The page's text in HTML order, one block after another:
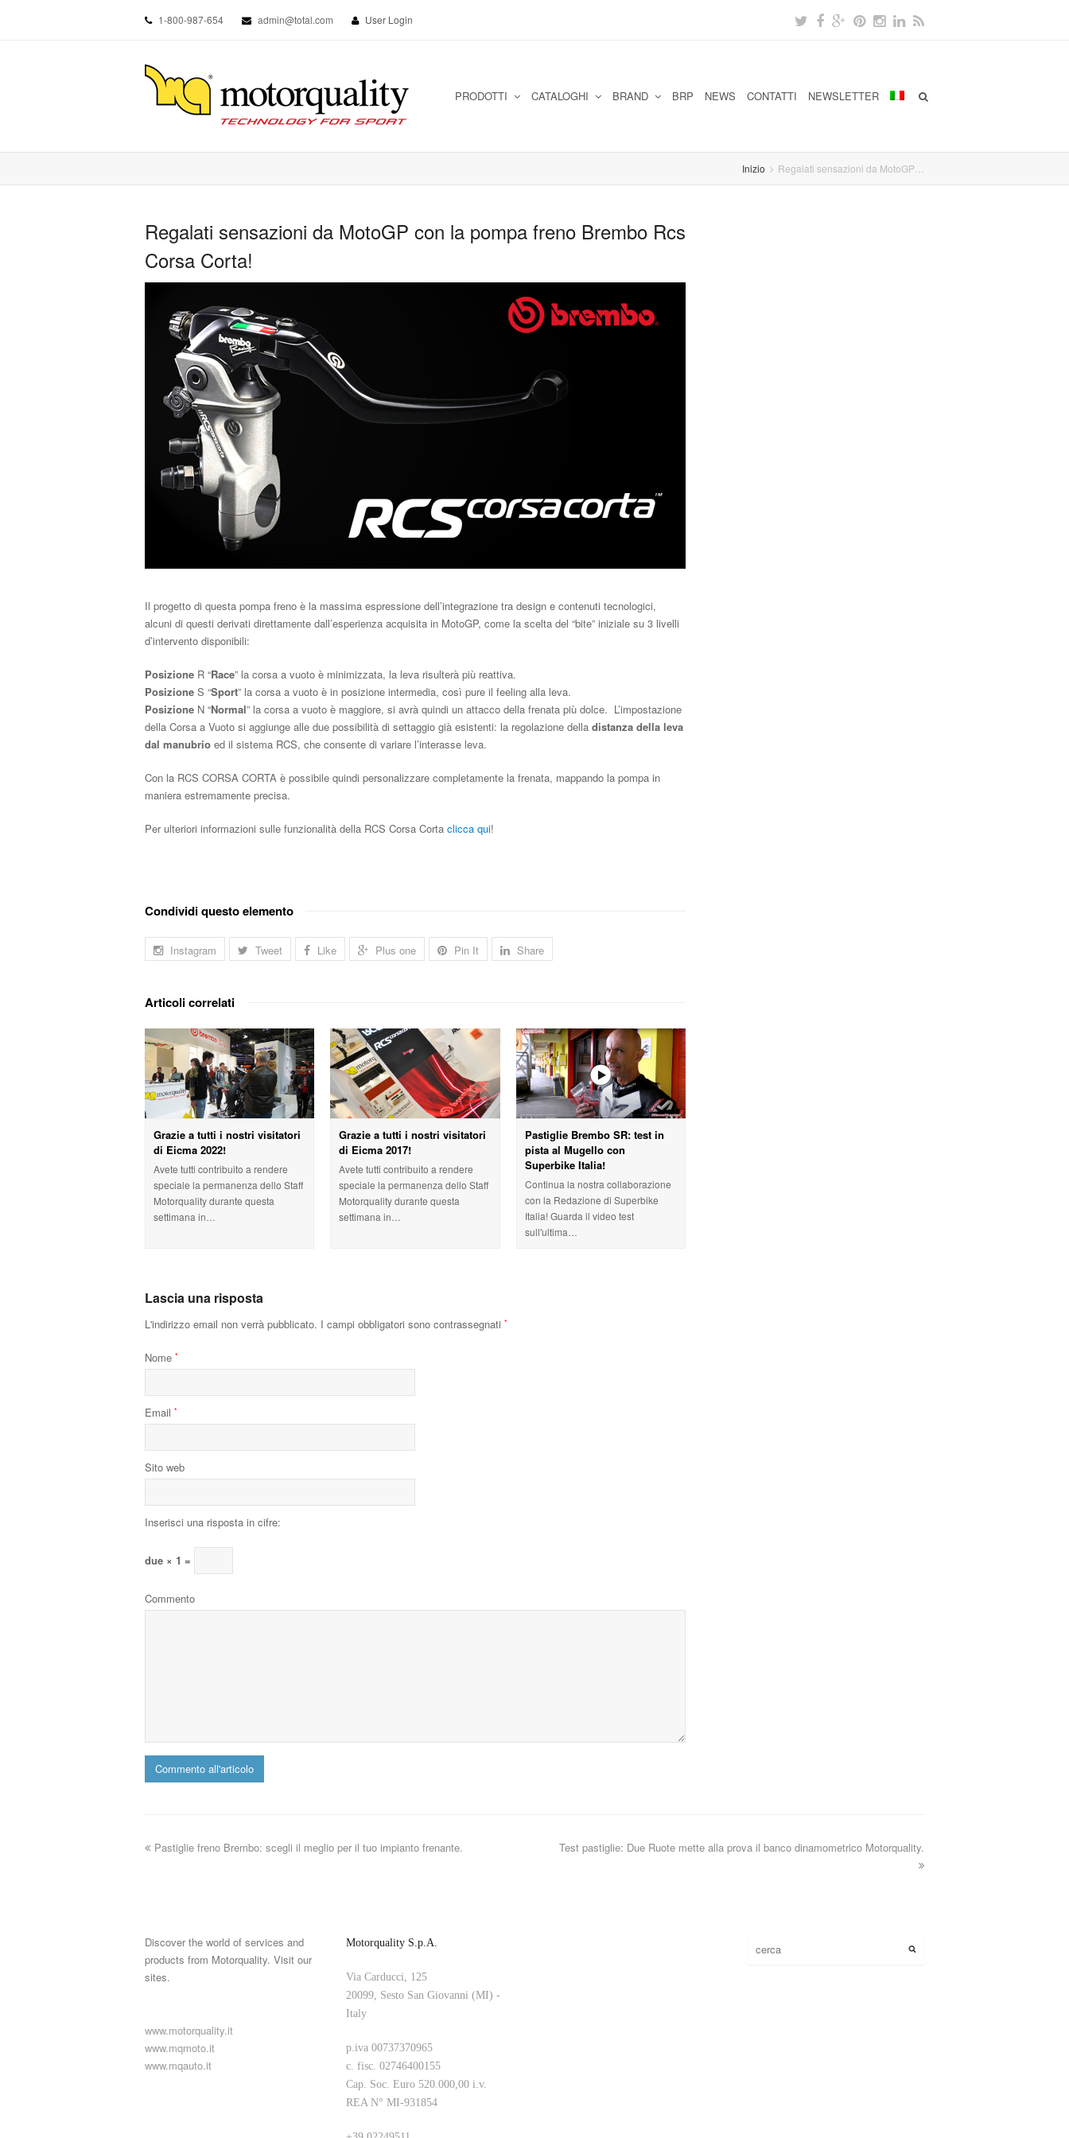
1-800-987-654 admin@total.com User Login
PRODOTTI CATALOGHI BRAND BRP NEWS CONTATTI NEWSLETTER
Inizio Regalati sensazioni da MotoGP…
Regalati sensazioni da MotoGP con la pompa freno Brembo Rcs
Corsa Corta!
Il progetto di questa pompa freno è la massima espressione dell’integrazione tra design e contenuti tecnologici,
alcuni di questi derivati direttamente dall’esperienza acquisita in MotoGP, come la scelta del “bite” iniziale su 3 livelli
d’intervento disponibili:
Posizione R “Race” la corsa a vuoto è minimizzata, la leva risulterà più reattiva.
Posizione S “Sport” la corsa a vuoto è in posizione intermedia, così pure il feeling alla leva.
Posizione N “Normal” la corsa a vuoto è maggiore, si avrà quindi un attacco della frenata più dolce. L’impostazione
della Corsa a Vuoto si aggiunge alle due possibilità di settaggio già esistenti: la regolazione della distanza della leva
dal manubrio ed il sistema RCS, che consente di variare l’interasse leva.
Con la RCS CORSA CORTA è possibile quindi personalizzare completamente la frenata, mappando la pompa in
maniera estremamente precisa.
Per ulteriori informazioni sulle funzionalità della RCS Corsa Corta clicca qui!
Condividi questo elemento
Instagram Tweet Like Plus one Pin It Share
Articoli correlati
Grazie a tutti i nostri visitatori
di Eicma 2022!
Avete tutti contribuito a rendere
speciale la permanenza dello Staff
Motorquality durante questa
settimana in…
Grazie a tutti i nostri visitatori
di Eicma 2017!
Avete tutti contribuito a rendere
speciale la permanenza dello Staff
Motorquality durante questa
settimana in…
Pastiglie Brembo SR: test in
pista al Mugello con
Superbike Italia!
Continua la nostra collaborazione
con la Redazione di Superbike
Italia! Guarda il video test
sull'ultima…
Lascia una risposta
L'indirizzo email non verrà pubblicato. I campi obbligatori sono contrassegnati *
Nome *
Email *
Sito web
Inserisci una risposta in cifre:
due × 1 =
Commento
Test pastiglie: Due Ruote mette alla prova il banco dinamometrico Motorquality.
Pastiglie freno Brembo: scegli il meglio per il tuo impianto frenante.
Discover the world of services and
products from Motorquality. Visit our
sites.
www.motorquality.it
www.mqmoto.it
www.mqauto.it
Motorquality S.p.A.
Via Carducci, 125
20099, Sesto San Giovanni (MI) -
Italy
p.iva 00737370965
c. fisc. 02746400155
Cap. Soc. Euro 520.000,00 i.v.
REA N° MI-931854